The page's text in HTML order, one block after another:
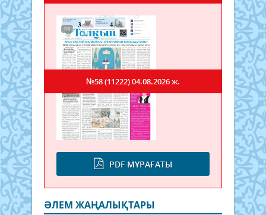
PDF МҰРАҒАТЫ
№58 (11222)04.08.2026 ж.
ӘЛЕМ ЖАҢАЛЫҚТАРЫ